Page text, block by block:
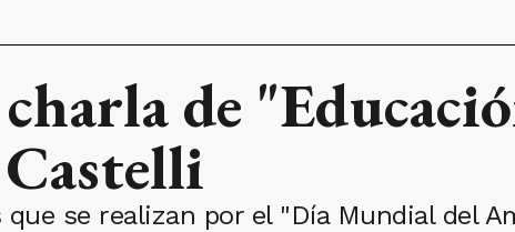
de
Castelli
se realizan por el "Día Mundial del